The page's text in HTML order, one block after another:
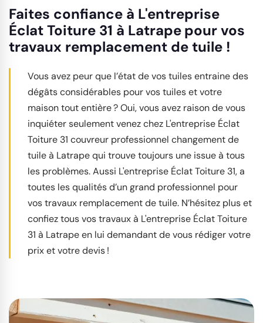
Faites confiance à L'entreprise
Éclat Toiture 31 à Latrape pour vos
travaux remplacement de tuile !
Vous avez peur que l’état de vos tuiles entraine des
dégâts considérables pour vos tuiles et votre
maison tout entière ? Oui, vous avez raison de vous
inquiéter seulement venez chez L'entreprise Éclat
Toiture 31 couvreur professionnel changement de
tuile à Latrape qui trouve toujours une issue à tous
les problèmes. Aussi L'entreprise Éclat Toiture 31, a
toutes les qualités d’un grand professionnel pour
vos travaux remplacement de tuile. N’hésitez plus et
confiez tous vos travaux à L'entreprise Éclat Toiture
31 à Latrape en lui demandant de vous rédiger votre
prix et votre devis !